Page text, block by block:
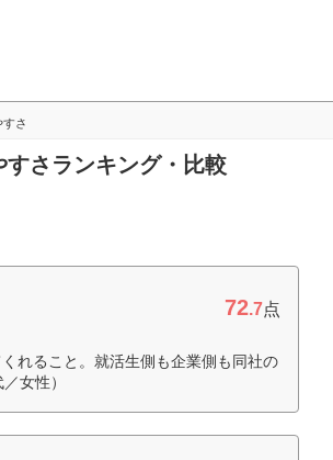
さ
すさランキング・比較
72.7点
れること。就活生側も企業側も同社の
女性）